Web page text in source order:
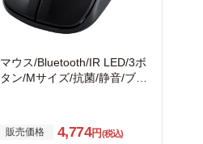
マウス/Bluetooth/IR LED/3ボ
タン/Mサイズ/抗菌/静音/ブラ
販売価格 4,774円(税込)